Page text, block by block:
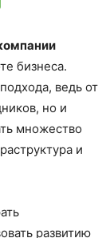
бизнеса.
ведь от
но и
множество
и
развитию